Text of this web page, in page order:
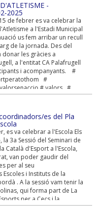
-
2025
de febrer es va celebrar la
a l'Estadi Municipal
us fem arribar un recull
de la jornada. Des del
donar les gràcies a
a l'entitat CA Palafrugell
i acompanyants. #
#
# valors #
es del Pla
es va celebrar a l'Escola Els
la 3a Sessió del Seminari de
Català d'Esport a l'Escola,
van poder gaudir del
per al seu
i Instituts de la
. A la sessió vam tenir la
qui forma part de La
per a Cecs i la
transmetre les eines